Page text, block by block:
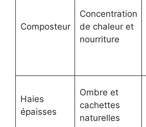
Composteur
Concentration
de chaleur et
nourriture
Haies
épaisses
Ombre et
cachettes
naturelles